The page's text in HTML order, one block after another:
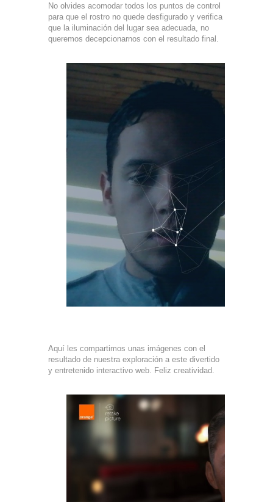
No olvides acomodar todos los puntos de control
para que el rostro no quede desfigurado y verifica
que la iluminación del lugar sea adecuada, no
queremos decepcionarnos con el resultado final.
Aquí les compartimos unas imágenes con el
resultado de nuestra exploración a este divertido
y entretenido interactivo web. Feliz creatividad.